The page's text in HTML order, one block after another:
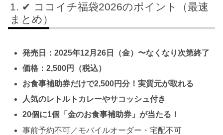
✔ ココイチ福袋2026のポイント（最速
まとめ）
発売日：2025年12月26日（金）〜なくなり次第終了
価格：2,500円（税込）
お食事補助券だけで2,500円分！実質元が取れる
人気のレトルトカレーやサコッシュ付き
20個に1個「金のお食事補助券」が当たる！
事前予約不可／モバイルオーダー・宅配不可